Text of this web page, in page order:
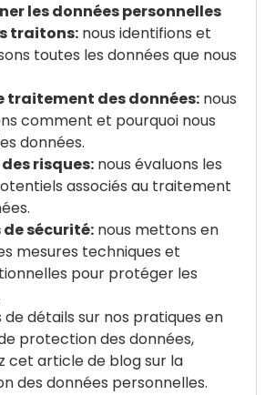
les données personnelles
traitons: nous identifions et
toutes les données que nous
traitement des données: nous
comment et pourquoi nous
données.
risques: nous évaluons les
associés au traitement
de sécurité: nous mettons en
mesures techniques et
pour protéger les
de détails sur nos pratiques en
protection des données,
cet article de blog sur la
des données personnelles.